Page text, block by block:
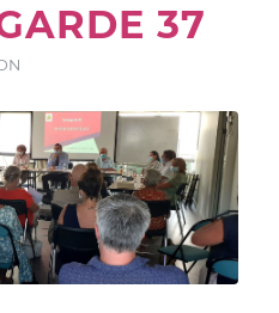
37